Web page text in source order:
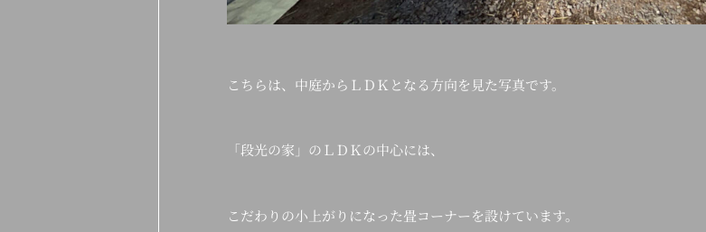
こちらは、中庭からＬＤＫとなる方向を見た写真です。
「段光の家」のＬＤＫの中心には、
こだわりの小上がりになった畳コーナーを設けています。